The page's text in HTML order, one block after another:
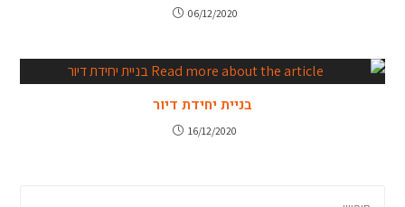
06/12/2020
בניית יחידת דיור
16/12/2020